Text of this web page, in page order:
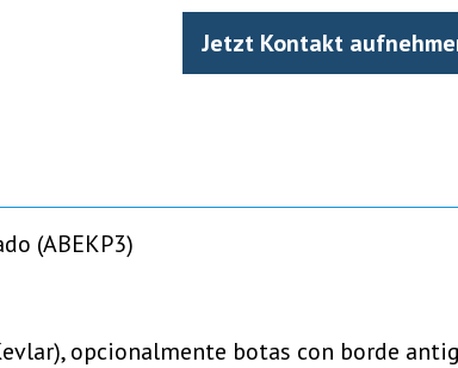
Jetzt Kontakt
(ABEKP3)
opcionalmente botas con borde